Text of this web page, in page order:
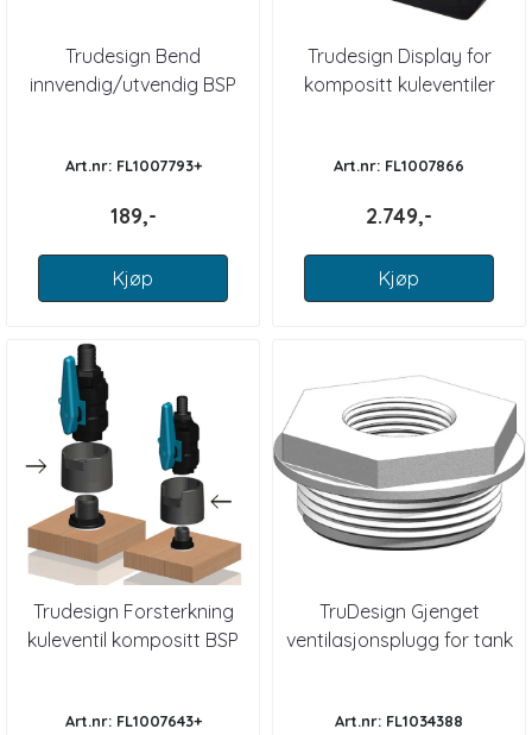
Trudesign Bend
innvendig/utvendig BSP
Art.nr: FL1007793+
189,-
Kjøp
Trudesign Display for
kompositt kuleventiler
Art.nr: FL1007866
2.749,-
Kjøp
Trudesign Forsterkning
kuleventil kompositt BSP
Art.nr: FL1007643+
TruDesign Gjenget
ventilasjonsplugg for tank
Art.nr: FL1034388